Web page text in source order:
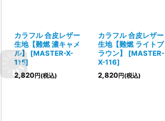
カラフル 合皮レザー
生地【難燃 濃キャメ
ル】 [MASTER-X-
115]
2,820円(税込)
カラフル 合皮レザー
生地【難燃 ライトブ
ラウン】
[MASTER-
X-116]
2,820円(税込)